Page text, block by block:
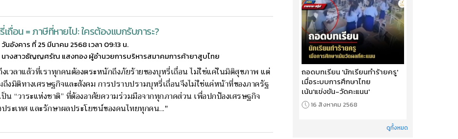
เถื่อน = ภาษีที่หายไป: ใครต้องแบกรับภาระ?
วันอังคาร ที่ 25 มีนาคม 2568 เวลา 09:13 น.
นางสาวธัญญศรัณ แสงทอง ผู้อำนวยการบริหารสมาคมการค้ายาสูบไทย
งเวลาแล้วที่เราทุกคนต้องตระหนักถึงภัยร้ายของบุหรี่เถื่อน ไม่ใช่แค่ในมิติสุขภาพ แต่
ถึงมิติทางเศรษฐกิจและสังคม การปราบปรามบุหรี่เถื่อนจึงไม่ใช่แค่หน้าที่ของภาครัฐ
น “วาระแห่งชาติ” ที่ต้องอาศัยความร่วมมือจากทุกภาคส่วน เพื่อปกป้องเศรษฐกิจ
ประเทศ และรักษาผลประโยชน์ของคนไทยทุกคน..."
ถอดบทเรียน 'นักเรียนทำร้ายครู'
เมื่อระบบการศึกษาไทย
เน้น'แข่งขัน-วัดคะแนน'
16 สิงหาคม 2568
ดูทั้งหมด